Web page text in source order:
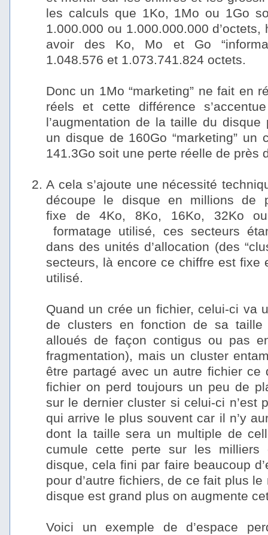
les calculs que 1Ko, 1Mo ou 1Go
1.000.000 ou 1.000.000.000
avoir des Ko, Mo et Go
1.048.576 et 1.073.741.824 octets.
Donc un 1Mo “marketing” ne fait en
réels et cette différence
l’augmentation de la taille du
un disque de 160Go “marketing” un
141.3Go soit une perte réelle de près
A cela s’ajoute une nécessité
découpe le disque en millions de
fixe de 4Ko, 8Ko, 16Ko, 32Ko
formatage utilisé, ces secteurs
dans des unités d’allocation (des
secteurs, là encore ce chiffre est fixe
utilisé.
Quand un crée un fichier, celui-ci va
de clusters en fonction de sa
alloués de façon contigus ou pas
fragmentation), mais un cluster
être partagé avec un autre fichier ce
fichier on perd toujours un peu de
sur le dernier cluster si celui-ci n’est
qui arrive le plus souvent car il n’y
dont la taille sera un multiple de
cumule cette perte sur les milliers
disque, cela fini par faire beaucoup
pour d’autre fichiers, de ce fait plus
disque est grand plus on augmente
Voici un exemple de d’espace